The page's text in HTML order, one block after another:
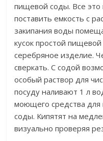
пищевой соды. Все
поставить емкость с
закипания воды
кусок простой
серебряное изделие.
сверкать. С содой
особый раствор для
посуду наливают 1 л
моющего средства для
соды. Кипятят на
визуально проверяя